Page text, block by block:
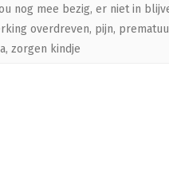
nog mee bezig, er niet in
overdreven, pijn,
, zorgen kindje